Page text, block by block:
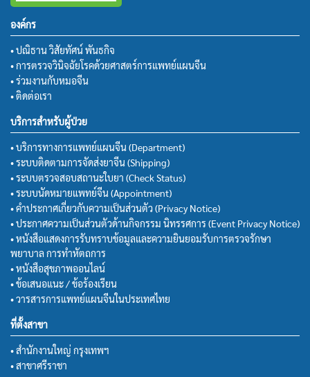
องค์กร
• ปณิธาน วิสัยทัศน์ พันธกิจ
• การตรวจวินิจฉัยโรคด้วยศาสตร์การแพทย์แผนจีน
• ร่วมงานกับหมอจีน
• ติดต่อเรา
บริการสำหรับผู้ป่วย
• บริการทางการแพทย์แผนจีน (Department)
• ระบบติดตามการจัดส่งยาจีน (Shipping)
• ระบบตรวจสอบสถานะใบยา (Check Status)
• ระบบนัดหมายแพทย์จีน (Appointment)
• คำประกาศเกี่ยวกับความเป็นส่วนตัว (Privacy Notice)
• ประกาศความเป็นส่วนตัวด้านกิจกรรม นิทรรศการ (Event Privacy Notice)
• หนังสือแสดงการรับทราบข้อมูลและความยินยอมรับการตรวจรักษา
พยาบาล การทำหัตถการ
• หนังสือสุขภาพออนไลน์
• ข้อเสนอแนะ / ข้อร้องเรียน
• วารสารการแพทย์แผนจีนในประเทศไทย
ที่ตั้งสาขา
• สำนักงานใหญ่ กรุงเทพฯ
• สาขาศรีราชา